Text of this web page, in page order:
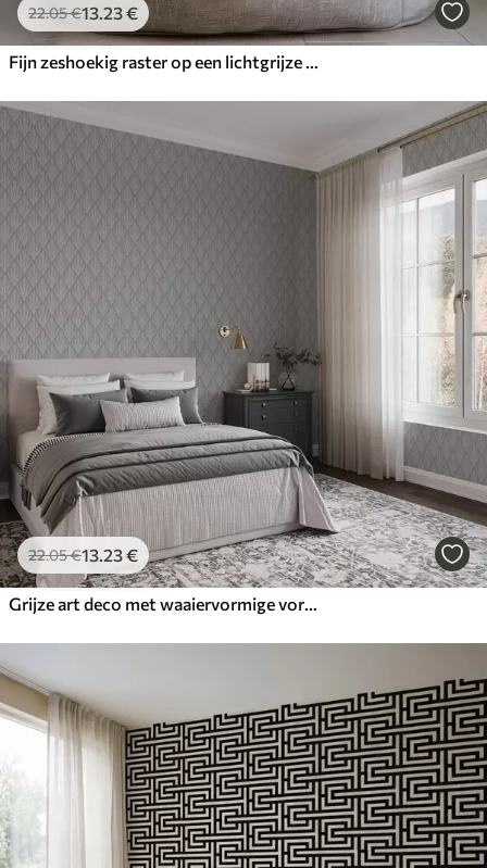
22.05€13.23€
Fijn zeshoekig raster op een lichtgrijze gestructureerde achtergrond
22.05€13.23€
Grijze art deco met waaiervormige vormen